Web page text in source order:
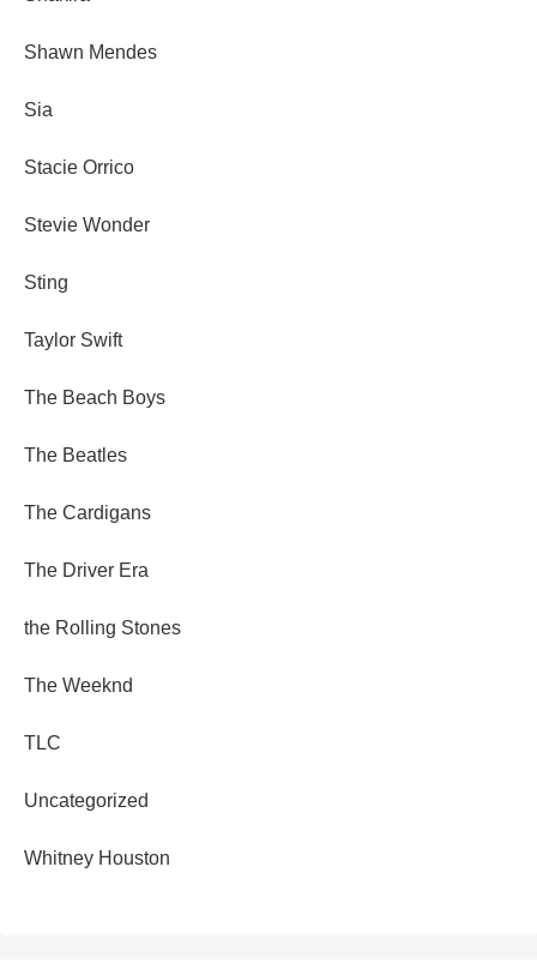
Shawn Mendes
Sia
Stacie Orrico
Stevie Wonder
Sting
Taylor Swift
The Beach Boys
The Beatles
The Cardigans
The Driver Era
the Rolling Stones
The Weeknd
TLC
Uncategorized
Whitney Houston